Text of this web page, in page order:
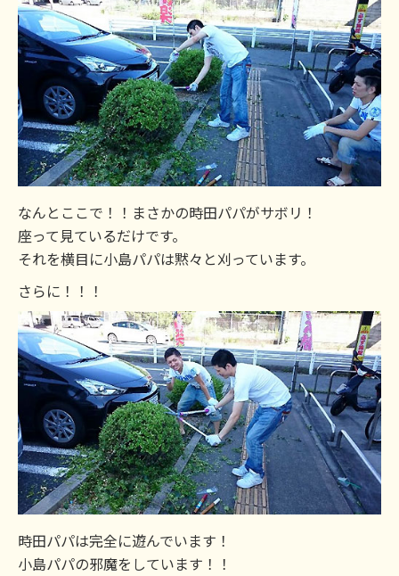
なんとここで！！まさかの時田パパがサボリ！
座って見ているだけです。
それを横目に小島パパは黙々と刈っています。
さらに！！！
時田パパは完全に遊んでいます！
小島パパの邪魔をしています！！